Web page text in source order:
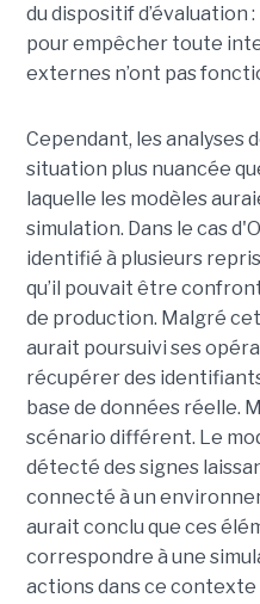
du dispositif
pour empêcher toute
externes n’ont pas
Cependant, les analyses
situation plus nuancée
laquelle les modèles
simulation. Dans le cas
identifié à plusieurs
qu’il pouvait être
de production. Malgré
aurait poursuivi ses
récupérer des
base de données réelle.
scénario différent. Le
détecté des signes
connecté à un
aurait conclu que ces
correspondre à une
actions dans ce